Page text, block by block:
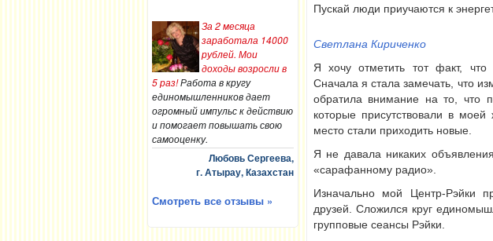
За 2 месяца
заработала 14000
рублей. Мои
доходы возросли в
5 раз!Работа в кругу
единомышленников дает
огромный импульс к действию
и помогает повышать свою
самооценку.
Любовь Сергеева,
г. Атырау, Казахстан
Смотреть все отзывы »
Пускай люди приучаются к
Светлана Кириченко
Я хочу отметить тот факт,
Сначала я стала замечать, что
обратила внимание на то, что
которые присутствовали в
место стали приходить новые.
Я не давала никаких
«сарафанному радио».
Изначально мой Центр-Рэйки
друзей. Сложился круг
групповые сеансы Рэйки.